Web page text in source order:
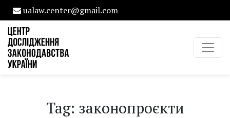
ualaw.center@gmail.com
Tag: законопроєкти